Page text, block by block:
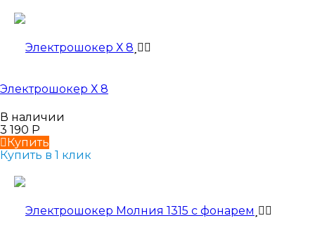
Электрошокер Х 8
В наличии
3 190 Р
Купить
Купить в 1 клик